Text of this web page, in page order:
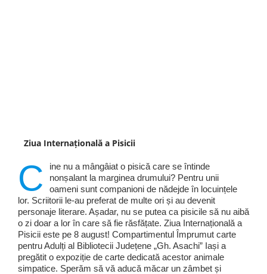
Ziua Internațională a Pisicii
C
ine nu a mângâiat o pisică care se întinde
nonșalant la marginea drumului? Pentru unii
oameni sunt companioni de nădejde în locuințele
lor. Scriitorii le-au preferat de multe ori și au devenit
personaje literare. Așadar, nu se putea ca pisicile să nu aibă
o zi doar a lor în care să fie răsfățate. Ziua Internațională a
Pisicii este pe 8 august! Compartimentul Împrumut carte
pentru Adulți al Bibliotecii Județene „Gh. Asachi” Iași a
pregătit o expoziție de carte dedicată acestor animale
simpatice. Sperăm să vă aducă măcar un zâmbet și